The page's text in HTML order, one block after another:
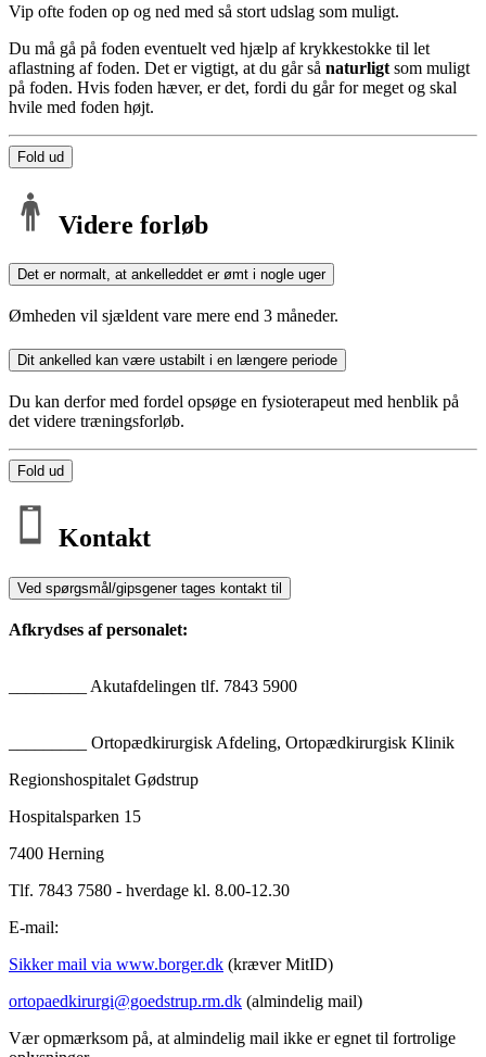
Vip ofte foden op og ned med så stort udslag som muligt.
Du må gå på foden eventuelt ved hjælp af krykkestokke til let
aflastning af foden. Det er vigtigt, at du går så naturligt som muligt
på foden. Hvis foden hæver, er det, fordi du går for meget og skal
hvile med foden højt.
Fold ud
Videre forløb
Det er normalt, at ankelleddet er ømt i nogle uger
Ømheden vil sjældent vare mere end 3 måneder.
Dit ankelled kan være ustabilt i en længere periode
Du kan derfor med fordel opsøge en fysioterapeut med henblik på
det videre træningsforløb.
Fold ud
Kontakt
Ved spørgsmål/gipsgener tages kontakt til
Afkrydses af personalet:
_________ Akutafdelingen tlf. 7843 5900
_________ Ortopædkirurgisk Afdeling, Ortopædkirurgisk Klinik
Regionshospitalet Gødstrup
Hospitalsparken 15
7400 Herning
Tlf. 7843 7580 - hverdage kl. 8.00-12.30
E-mail:
Sikker mail via www.borger.dk (kræver MitID)
ortopaedkirurgi@goedstrup.rm.dk (almindelig mail)
Vær opmærksom på, at almindelig mail ikke er egnet til fortrolige